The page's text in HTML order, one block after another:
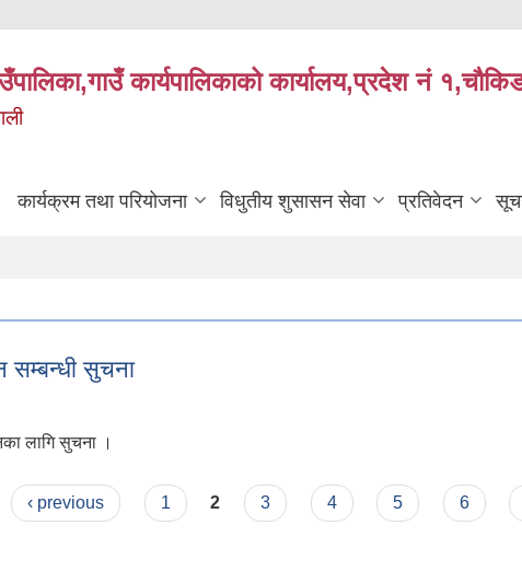
कार्यपालिकाको कार्यालय,प्रदेश नं
कार्यक्रम तथा परियोजना विधुतीय शुसासन सेवा प्रतिवेदन
सम्बन्धी सुचना
लागि सुचना ।
‹ previous 1 2 3 4 5 6